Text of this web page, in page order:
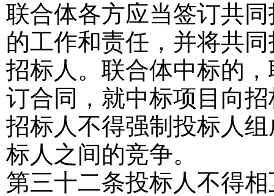
联合体各方应当签订共
的工作和责任，并将共
招标人。联合体中标的
订合同，就中标项目向
招标人不得强制投标人
标人之间的竞争。
第三十二条投标人不得